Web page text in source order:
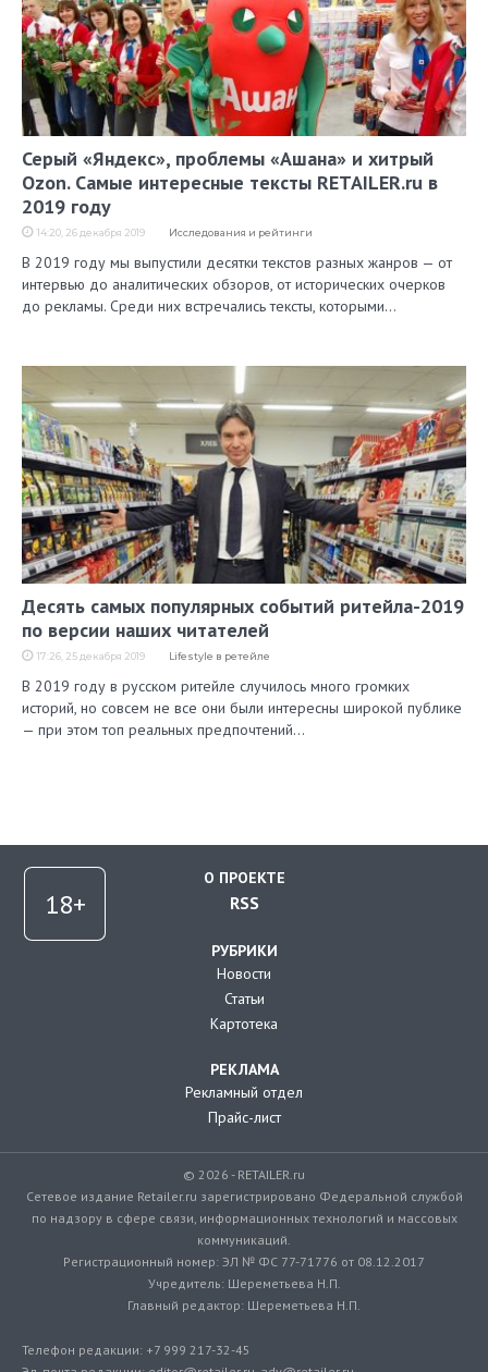
Серый «Яндекс», проблемы «Ашана» и хитрый
Ozon. Самые интересные тексты RETAILER.ru в
2019 году
14:20, 26 декабря 2019 Исследования и рейтинги
В 2019 году мы выпустили десятки текстов разных жанров — от
интервью до аналитических обзоров, от исторических очерков
до рекламы. Среди них встречались тексты, которыми…
Десять самых популярных событий ритейла-2019
по версии наших читателей
17:26, 25 декабря 2019 Lifestyle в ретейле
В 2019 году в русском ритейле случилось много громких
историй, но совсем не все они были интересны широкой публике
— при этом топ реальных предпочтений…
О ПРОЕКТЕ
RSS
РУБРИКИ
Новости
Статьи
Картотека
РЕКЛАМА
Рекламный отдел
Прайс-лист
© 2026 - RETAILER.ru
Сетевое издание Retailer.ru зарегистрировано Федеральной службой
по надзору в сфере связи, информационных технологий и массовых
коммуникаций.
Регистрационный номер: ЭЛ № ФС 77-71776 от 08.12.2017
Учредитель: Шереметьева Н.П.
Главный редактор: Шереметьева Н.П.
Телефон редакции: +7 999 217-32-45